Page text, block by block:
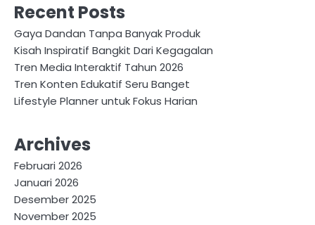
Recent Posts
Gaya Dandan Tanpa Banyak Produk
Kisah Inspiratif Bangkit Dari Kegagalan
Tren Media Interaktif Tahun 2026
Tren Konten Edukatif Seru Banget
Lifestyle Planner untuk Fokus Harian
Archives
Februari 2026
Januari 2026
Desember 2025
November 2025